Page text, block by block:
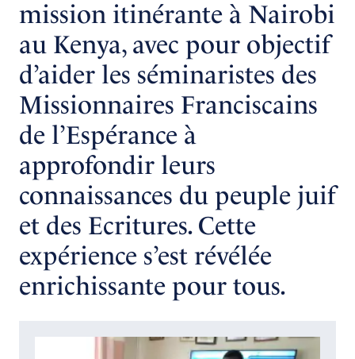
mission itinérante à Nairobi
au Kenya, avec pour objectif
d’aider les séminaristes des
Missionnaires Franciscains
de l’Espérance à
approfondir leurs
connaissances du peuple juif
et des Ecritures. Cette
expérience s’est révélée
enrichissante pour tous.